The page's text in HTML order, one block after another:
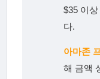
$35 이
다.
아마존
해 금액